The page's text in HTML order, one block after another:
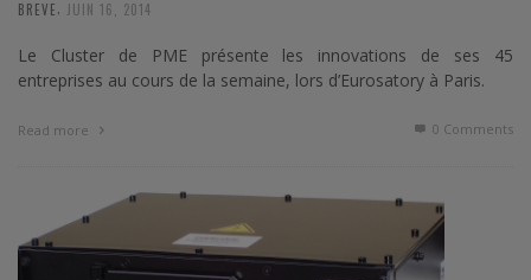
BREVE JUIN 16, 2014
Le Cluster de PME présente les innovations de ses 45
entreprises au cours de la semaine, lors d’Eurosatory à Paris.
Read more 0 Comments